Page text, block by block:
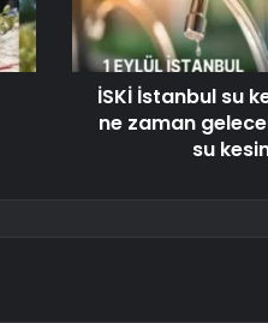
İSKİ İstanbul su
ne zaman
su